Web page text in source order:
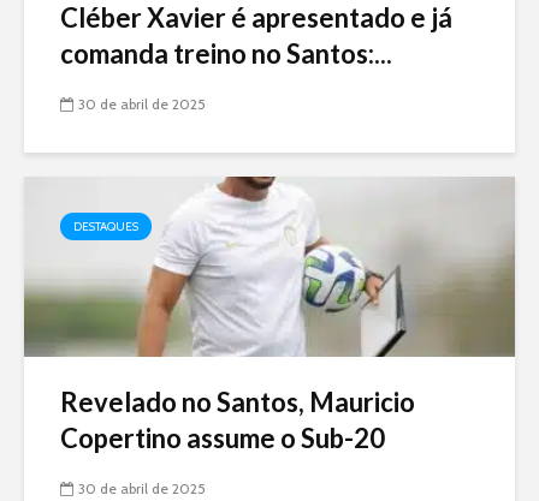
Cléber Xavier é apresentado e já
comanda treino no Santos:...
30 de abril de 2025
DESTAQUES
Revelado no Santos, Mauricio
Copertino assume o Sub-20
30 de abril de 2025